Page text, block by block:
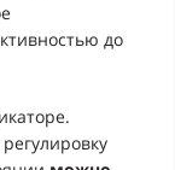
до